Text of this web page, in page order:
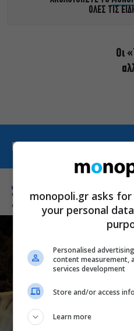
ΟΛΕΣ ΤΙΣ
Οι
ΠΕΡΙΣΣΟΤΕΡΑ ΑΠΟ ΘΕΑΤΡΙΚΑ
Σχετικά Θέματα
monopoli.gr asks
your personal
Personalised
content measurement,
services development
Store and/or access
Learn more